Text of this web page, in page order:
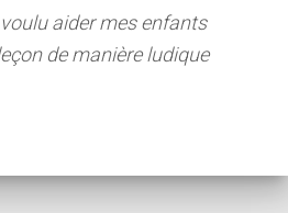
aider mes enfants
de manière ludique